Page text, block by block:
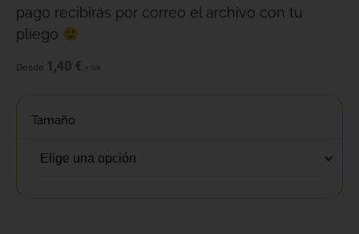
pago recibirás por correo el archivo con tu
pliego
Desde 1,40 € + IVA
Tamaño